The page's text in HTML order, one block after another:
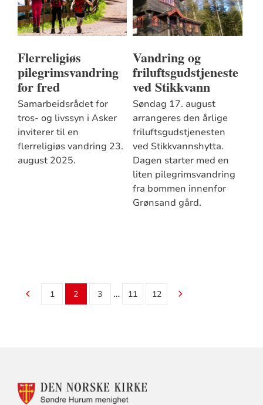
Flerreligiøs
pilegrimsvandring
for fred
Samarbeidsrådet for
tros- og livssyn i Asker
inviterer til en
flerreligiøs vandring 23.
august 2025.
Vandring og
friluftsgudstjeneste
ved Stikkvann
Søndag 17. august
arrangeres den årlige
friluftsgudstjenesten
ved Stikkvannshytta.
Dagen starter med en
liten pilegrimsvandring
fra bommen innenfor
Grønsand gård.
1 2 3 … 11 12
KONTAKTINFORMASJON